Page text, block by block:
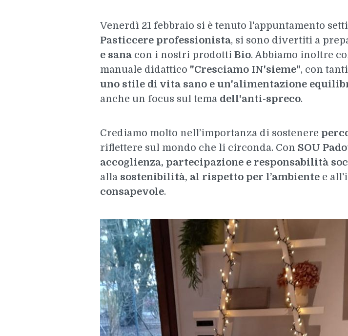
Venerdì 21 febbraio si è tenuto l'appuntamento
Pasticcere professionista, si sono divertiti a
e sanacon i nostri prodotti Bio. Abbiamo inoltre
manuale didattico "Cresciamo IN'sieme", con
uno stile di vita sano e un'alimentazione
anche un focus sul tema dell'anti-spreco.
Crediamo molto nell’importanza di sostenere
riflettere sul mondo che li circonda. Con SOU
accoglienza, partecipazione e responsabilità
alla sostenibilità, al rispetto per l’ambientee
consapevole.